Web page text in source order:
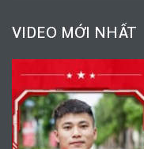
VIDEO MỚI NHẤT